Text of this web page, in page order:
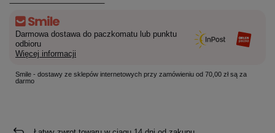
Darmowa dostawa do paczkomatu lub punktu
odbioru
Więcej informacji
Smile - dostawy ze sklepów internetowych przy zamówieniu od 70,00 zł są za
darmo